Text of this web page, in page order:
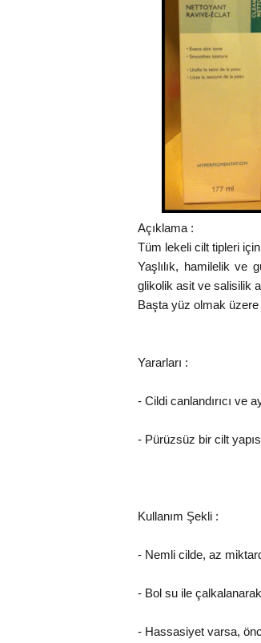
Açıklama :
Tüm lekeli cilt tipleri
Yaşlılık, hamilelik ve
glikolik asit ve salisilik
Başta yüz olmak üzere
Yararları :
- Cildi canlandırıcı ve
- Pürüzsüz bir cilt
Kullanım Şekli :
- Nemli cilde, az
- Bol su ile çalkalanarak
- Hassasiyet varsa,